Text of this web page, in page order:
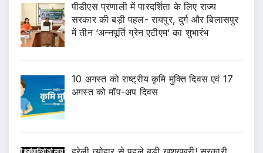
पीडीएस प्रणाली में पारदर्शिता के लिए राज्य
सरकार की बड़ी पहल- रायपुर, दुर्ग और बिलासपुर
में तीन ‘अन्नपूर्ति ग्रेन एटीएम‘ का शुभारंभ
10 अगस्त को राष्ट्रीय कृमि मुक्ति दिवस एवं 17
अगस्त को मॉप-अप दिवस